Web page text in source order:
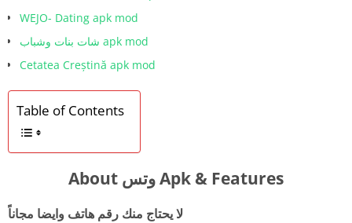
WEJO- Dating apk mod
شات بنات وشباب apk mod
Cetatea Creștină apk mod
Table of Contents
About وتس Apk & Features
لا يحتاج منك رقم هاتف وايضا مجاناً